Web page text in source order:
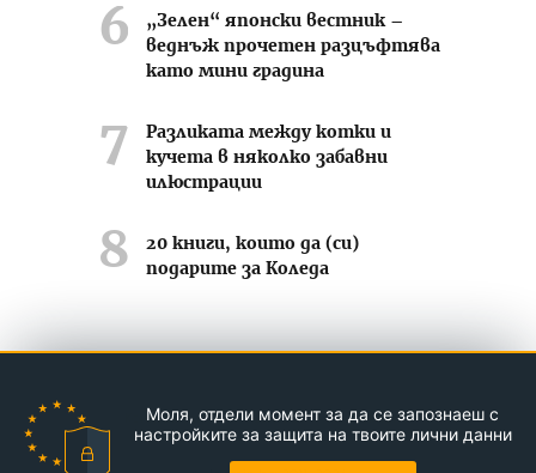
„Зелен“ японски вестник –
веднъж прочетен разцъфтява
като мини градина
Разликата между котки и
кучета в няколко забавни
илюстрации
20 книги, които да (си)
подарите за Коледа
Контакти За нас Реклама
Моля, отдели момент за да се запознаеш с
настройките за защита на твоите лични данни